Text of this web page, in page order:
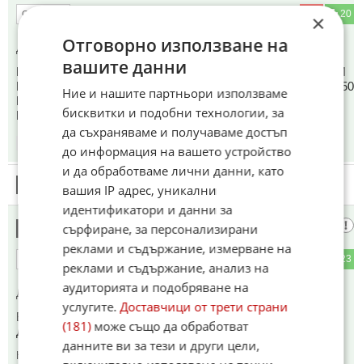
20
ОТГОВОР
До коментар#1от "Последния Софиянец":
НАМАЛЕНИЕ КАТО ККОФЛЕНД НЕ ПРАВИ ШОТ РАБОТИ
НАДО 20 ПРОЦЕНТА А ТЕЗИ КОУТО СИ ПОЗВОЛЯВСТ 50
ПРОЦЕНТА ПРОМОЦИИ РАБОТЯТ НА НАД 50
ПРОЦЕНТА НАДЦЕНКИ....
Този коментар е премахнат от модератор.
Факт
23
ОТГОВОР
До коментар#4 от "скачал с 2 пръста на площада за банани":
Бананите са по 2 лв.
Доматите ни са по 8.
Коментиран от
×
Отговорно използване на
вашите данни
Ние и нашите партньори използваме
бисквитки и подобни технологии, за
да съхраняваме и получаваме достъп
до информация на вашето устройство
и да обработваме лични данни, като
вашия IP адрес, уникални
идентификатори и данни за
сърфиране, за персонализирани
реклами и съдържание, измерване на
реклами и съдържание, анализ на
аудиторията и подобряване на
услугите.Доставчици от трети страни
(181)може също да обработват
данните ви за тези и други цели,